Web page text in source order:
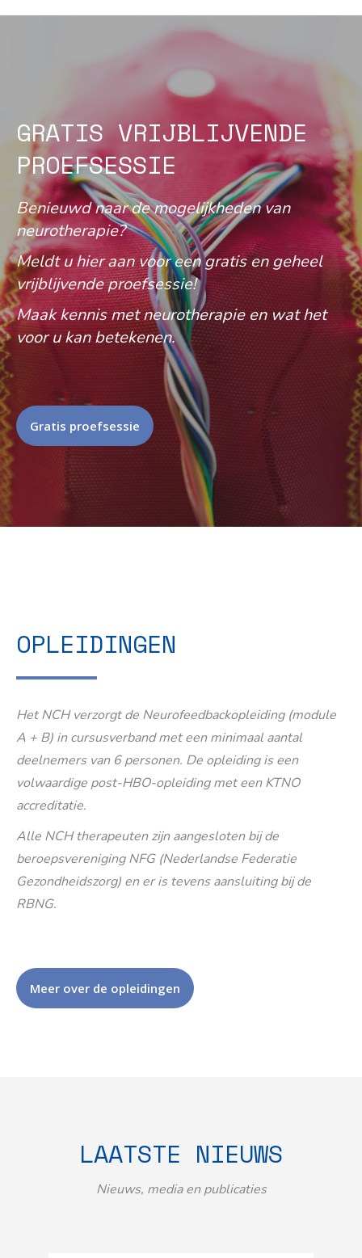
GRATIS VRIJBLIJVENDE
PROEFSESSIE
Benieuwd naar de mogelijkheden van
neurotherapie?
Meldt u hier aan voor een gratis en geheel
vrijblijvende proefsessie!
Maak kennis met neurotherapie en wat het
voor u kan betekenen.
Gratis proefsessie
OPLEIDINGEN
Het NCH verzorgt de Neurofeedbackopleiding (module
A + B) in cursusverband met een minimaal aantal
deelnemers van 6 personen. De opleiding is een
volwaardige post-HBO-opleiding met een KTNO
accreditatie.
Alle NCH therapeuten zijn aangesloten bij de
beroepsvereniging NFG (Nederlandse Federatie
Gezondheidszorg) en er is tevens aansluiting bij de
RBNG.
Meer over de opleidingen
LAATSTE NIEUWS
Nieuws, media en publicaties